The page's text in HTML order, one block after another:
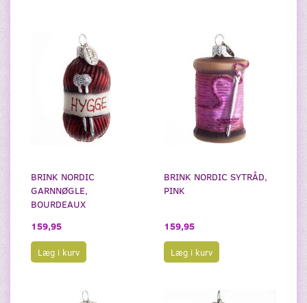
BRINK NORDIC
GARNNØGLE,
BOURDEAUX
159,95
Læg i kurv
BRINK NORDIC SYTRÅD,
PINK
159,95
Læg i kurv